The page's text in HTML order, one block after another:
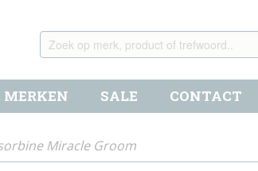
MERKEN SALE CONTACT
Miracle Groom